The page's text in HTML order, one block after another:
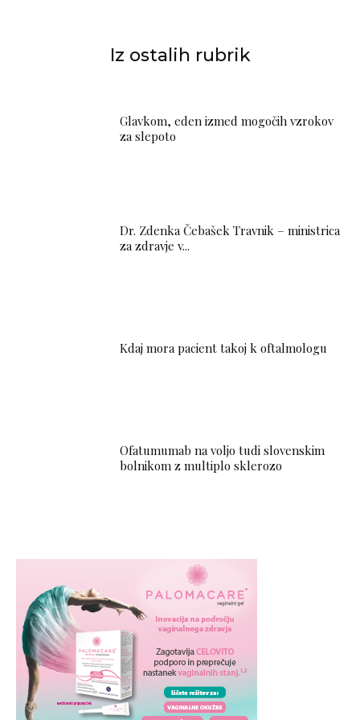
Iz ostalih rubrik
Glavkom, eden izmed mogočih vzrokov
za slepoto
Dr. Zdenka Čebašek Travnik – ministrica
za zdravje v...
Kdaj mora pacient takoj k oftalmologu
Ofatumumab na voljo tudi slovenskim
bolnikom z multiplo sklerozo